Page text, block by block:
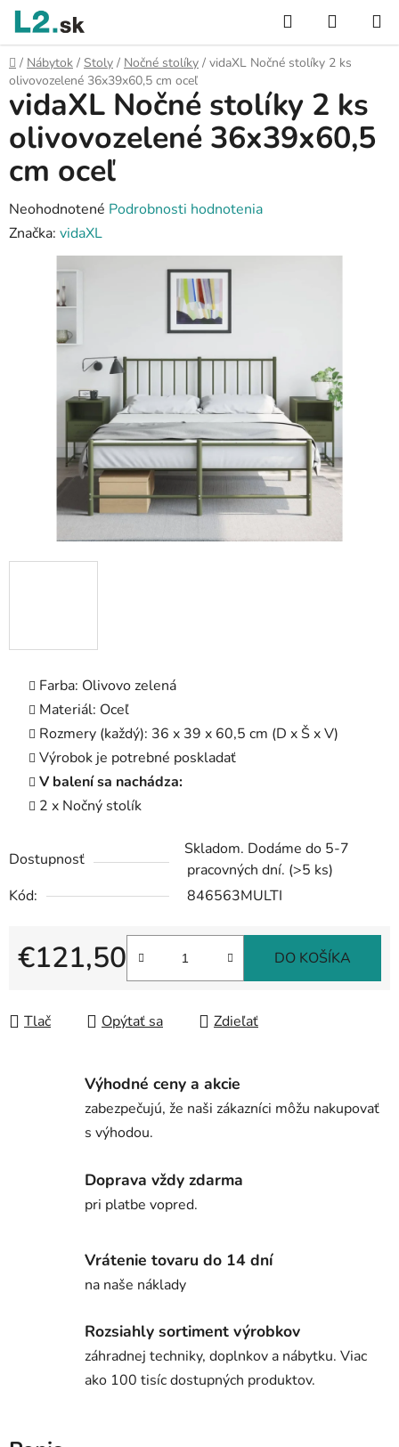
Prejsť
obsah
Hľadať
KOŠÍK
Domov
/ Nábytok / Stoly / Nočné stolíky / vidaXL Nočné stolíky 2 ks
olivovozelené 36x39x60,5 cm oceľ
Farba: Olivovo zelená
Materiál: Oceľ
Rozmery (každý): 36 x 39 x 60,5 cm (D x Š x V)
Výrobok je potrebné poskladať
V balení sa nachádza:
2 x Nočný stolík
Dostupnosť
Skladom. Dodáme do 5-7
pracovných dní. (>5 ks)
Kód:
846563MULTI
€121,50 DO KOŠÍKA
Tlač Opýtať sa Zdieľať
vidaXL Nočné stolíky 2 ks
olivovozelené 36x39x60,5
cm oceľ
Priemerné
hodnotenie
produktu
Neohodnotené Podrobnosti hodnotenia
Značka: vidaXL
Výhodné ceny a akcie
zabezpečujú, že naši zákazníci môžu nakupovať
s výhodou.
Doprava vždy zdarma
pri platbe vopred.
Vrátenie tovaru do 14 dní
na naše náklady
Rozsiahly sortiment výrobkov
záhradnej techniky, doplnkov a nábytku. Viac
ako 100 tisíc dostupných produktov.